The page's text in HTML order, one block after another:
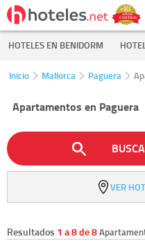
HOTELES EN BENIDORM
Inicio Mallorca Paguera
Apartamentos en Paguera
VER
Resultados 1 a 8 de 8